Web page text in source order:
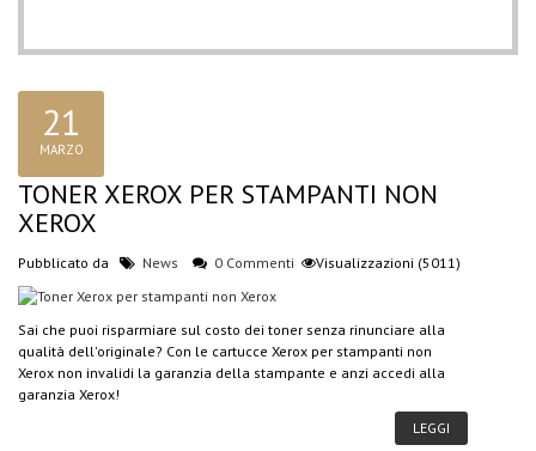
21
MARZO
TONER XEROX PER STAMPANTI NON
XEROX
Pubblicato da News 0 Commenti Visualizzazioni (5011)
Sai che puoi risparmiare sul costo dei toner senza rinunciare alla
qualità dell'originale? Con le cartucce Xerox per stampanti non
Xerox non invalidi la garanzia della stampante e anzi accedi alla
garanzia Xerox!
LEGGI